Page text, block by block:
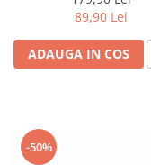
89,90 Lei
ADAUGA IN COS
-50%